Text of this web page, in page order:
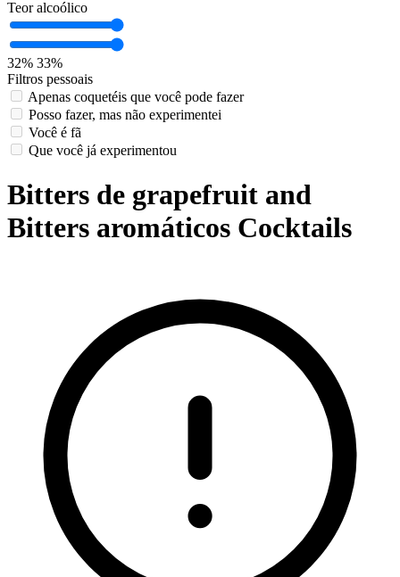
Teor alcoólico
32% 33%
Filtros pessoais
Apenas coquetéis que você pode fazer
Posso fazer, mas não experimentei
Você é fã
Que você já experimentou
Bitters de grapefruit and
Bitters aromáticos Cocktails